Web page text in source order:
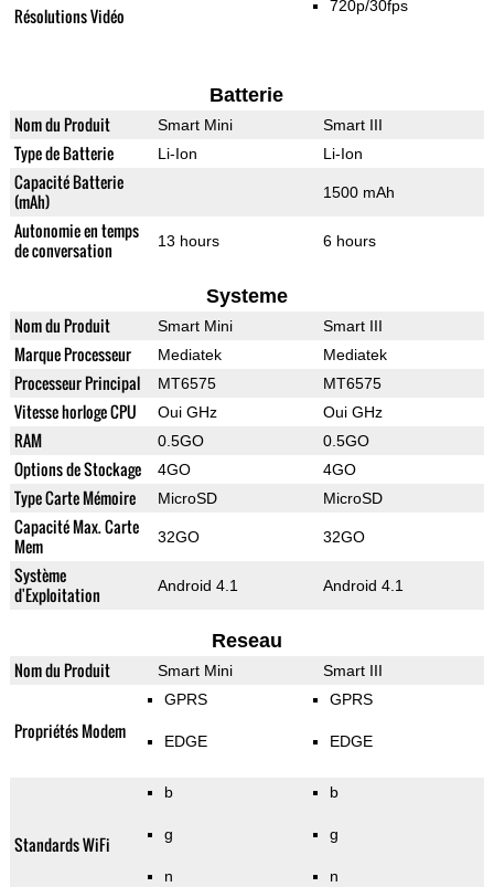
Résolutions Vidéo 720p/30fps
Batterie
Nom du Produit Smart Mini Smart III
Type de Batterie Li-Ion Li-Ion
Capacité Batterie
(mAh)
1500 mAh
Autonomie en temps
de conversation
13 hours 6 hours
Systeme
Nom du Produit Smart Mini Smart III
Marque Processeur Mediatek Mediatek
Processeur Principal MT6575 MT6575
Vitesse horloge CPU Oui GHz Oui GHz
RAM 0.5GO 0.5GO
Options de Stockage 4GO 4GO
Type Carte Mémoire MicroSD MicroSD
Capacité Max. Carte
Mem
32GO 32GO
Système
d'Exploitation
Android 4.1 Android 4.1
Reseau
Nom du Produit Smart Mini Smart III
Propriétés Modem
GPRS
EDGE
GPRS
EDGE
Standards WiFi
b
g
n
b
g
n